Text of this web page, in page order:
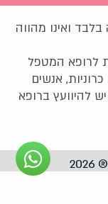
ואינו מהווה
לרופא המטפל
אנשים
להיוועץ ברופא